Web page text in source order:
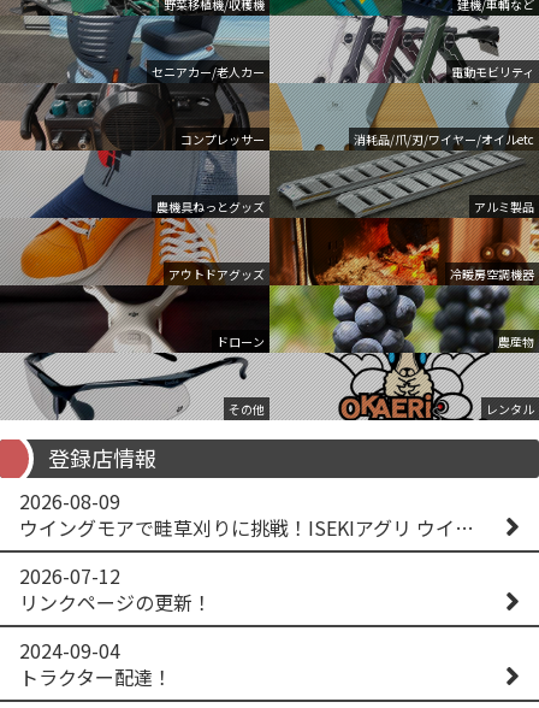
野菜移植機/収穫機 建機/車輌など
セニアカー/老人カー 電動モビリティ
コンプレッサー 消耗品/爪/刃/ワイヤー/オイルetc
農機具ねっとグッズ アルミ製品
アウトドアグッズ 冷暖房空調機器
ドローン 農産物
その他 レンタル
登録店情報
2026-08-09
ウイングモアで畦草刈りに挑戦！ISEKIアグリ ウイングモア WM746AF
2026-07-12
リンクページの更新！
2024-09-04
トラクター配達！